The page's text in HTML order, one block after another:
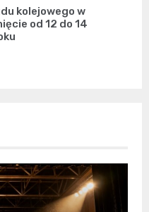
kolejowego w
od 12 do 14